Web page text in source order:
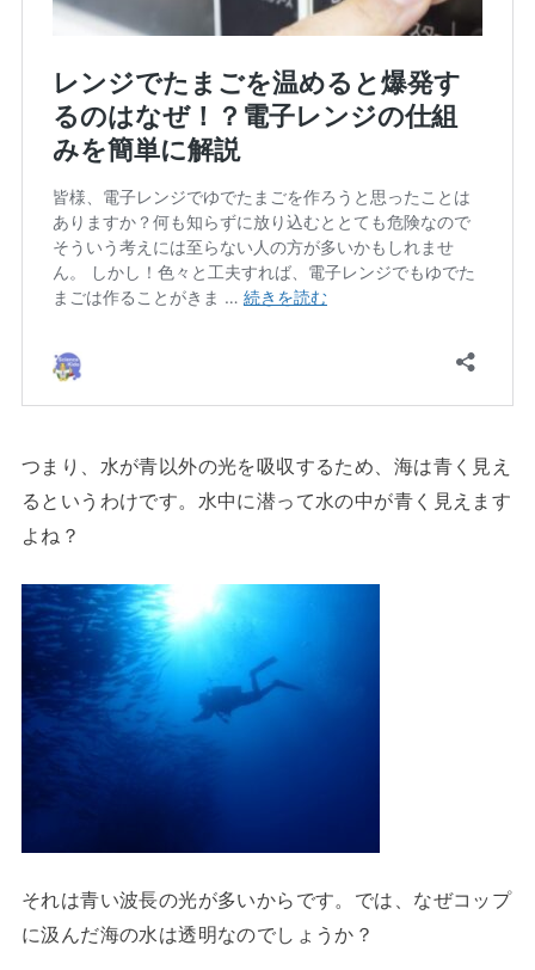
つまり、水が青以外の光を吸収するため、海は青く見え
るというわけです。水中に潜って水の中が青く見えます
よね？
それは青い波長の光が多いからです。では、なぜコップ
に汲んだ海の水は透明なのでしょうか？